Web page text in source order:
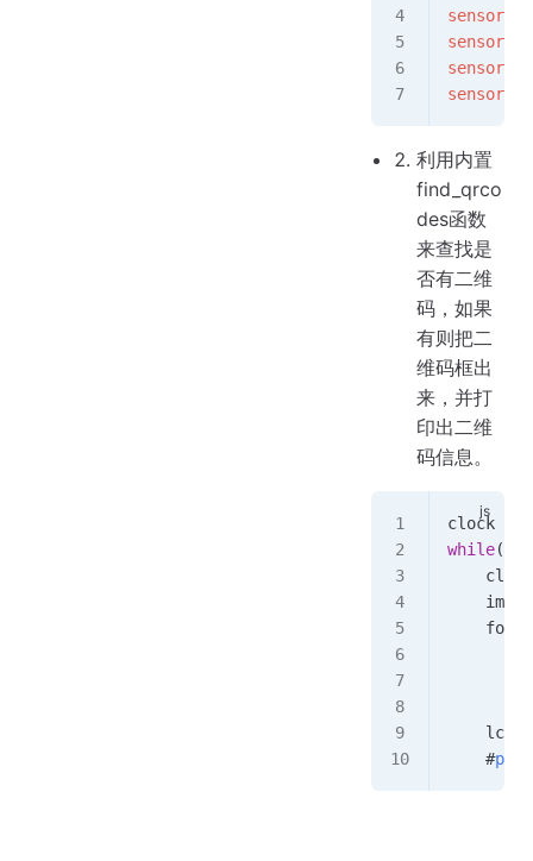
sensor
sensor
sensor
sensor
利用内置
find_qrco
des函数
来查找是
否有二维
码，如果
有则把二
维码框出
来，并打
印出二维
码信息。
clock
while(
    clock
    img
    for
    lcd
    #